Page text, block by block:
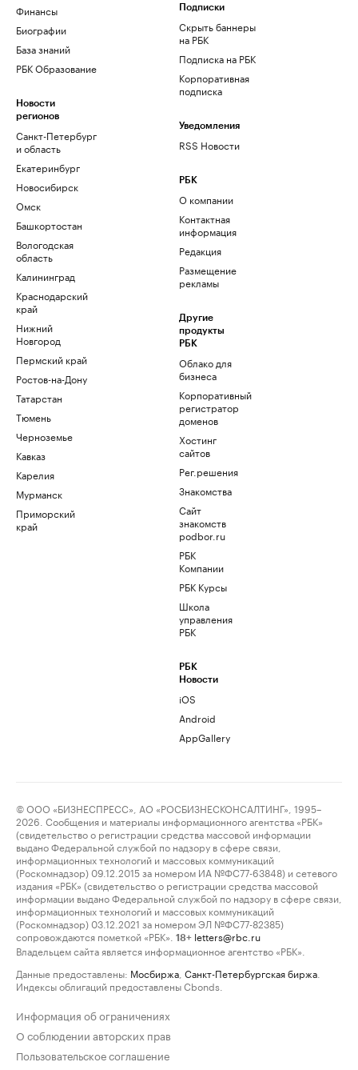
Финансы
Биографии
База знаний
РБК Образование
Новости
регионов
Санкт-Петербург
и область
Екатеринбург
Новосибирск
Омск
Башкортостан
Вологодская
область
Калининград
Краснодарский
край
Нижний
Новгород
Пермский край
Ростов-на-Дону
Татарстан
Тюмень
Черноземье
Кавказ
Карелия
Мурманск
Приморский
край
Подписки
Скрыть баннеры
на РБК
Подписка на РБК
Корпоративная
подписка
Уведомления
RSS Новости
РБК
О компании
Контактная
информация
Редакция
Размещение
рекламы
Другие
продукты
РБК
Облако для
бизнеса
Корпоративный
регистратор
доменов
Хостинг
сайтов
Рег.решения
Знакомства
Сайт
знакомств
podbor.ru
РБК
Компании
РБК Курсы
Школа
управления
РБК
РБК
Новости
iOS
Android
AppGallery
© ООО «БИЗНЕСПРЕСС», АО «РОСБИЗНЕСКОНСАЛТИНГ», 1995–
2026. Сообщения и материалы информационного агентства «РБК»
(свидетельство о регистрации средства массовой информации
выдано Федеральной службой по надзору в сфере связи,
информационных технологий и массовых коммуникаций
(Роскомнадзор) 09.12.2015 за номером ИА №ФС77-63848) и сетевого
издания «РБК» (свидетельство о регистрации средства массовой
информации выдано Федеральной службой по надзору в сфере связи,
информационных технологий и массовых коммуникаций
(Роскомнадзор) 03.12.2021 за номером ЭЛ №ФС77-82385)
сопровождаются пометкой «РБК».
18+ letters@rbc.ru
Владельцем сайта является информационное агентство «РБК».
Данные предоставлены: Мосбиржа Санкт-Петербургская биржа
Индексы облигаций предоставлены Cbonds.
Информация об ограничениях
О соблюдении авторских прав
Пользовательское соглашение